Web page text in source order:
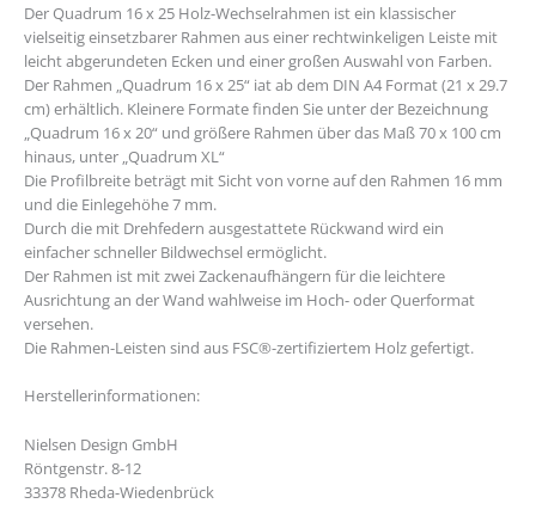
Der Quadrum 16 x 25 Holz-Wechselrahmen ist ein klassischer
vielseitig einsetzbarer Rahmen aus einer rechtwinkeligen Leiste mit
leicht abgerundeten Ecken und einer großen Auswahl von Farben.
Der Rahmen „Quadrum 16 x 25“ iat ab dem DIN A4 Format (21 x 29.7
cm) erhältlich. Kleinere Formate finden Sie unter der Bezeichnung
„Quadrum 16 x 20“ und größere Rahmen über das Maß 70 x 100 cm
hinaus, unter „Quadrum XL“
Die Profilbreite beträgt mit Sicht von vorne auf den Rahmen 16 mm
und die Einlegehöhe 7 mm.
Durch die mit Drehfedern ausgestattete Rückwand wird ein
einfacher schneller Bildwechsel ermöglicht.
Der Rahmen ist mit zwei Zackenaufhängern für die leichtere
Ausrichtung an der Wand wahlweise im Hoch- oder Querformat
versehen.
Die Rahmen-Leisten sind aus FSC®-zertifiziertem Holz gefertigt.
Herstellerinformationen:
Nielsen Design GmbH
Röntgenstr. 8-12
33378 Rheda-Wiedenbrück